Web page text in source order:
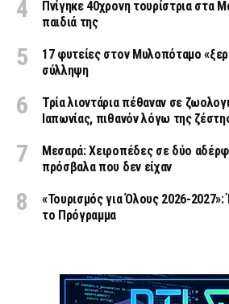
Πνίγηκε 40χρονη τουρίστρια στα
παιδιά της
17 φυτείες στον Μυλοπόταμο
σύλληψη
Τρία λιοντάρια πέθαναν σε
Ιαπωνίας, πιθανόν λόγω της
Μεσαρά: Χειροπέδες σε δύο
πρόσβαλα που δεν είχαν
«Τουρισμός για Όλους 2026-2027»:
το Πρόγραμμα